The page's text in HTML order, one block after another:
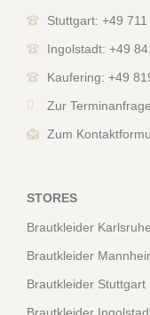
Stuttgart: +49
Ingolstadt: +49
Kaufering: +49
Zur Terminanfrage
Zum
STORES
Brautkleider Karlsruhe
Brautkleider
Brautkleider Stuttgart
Brautkleider